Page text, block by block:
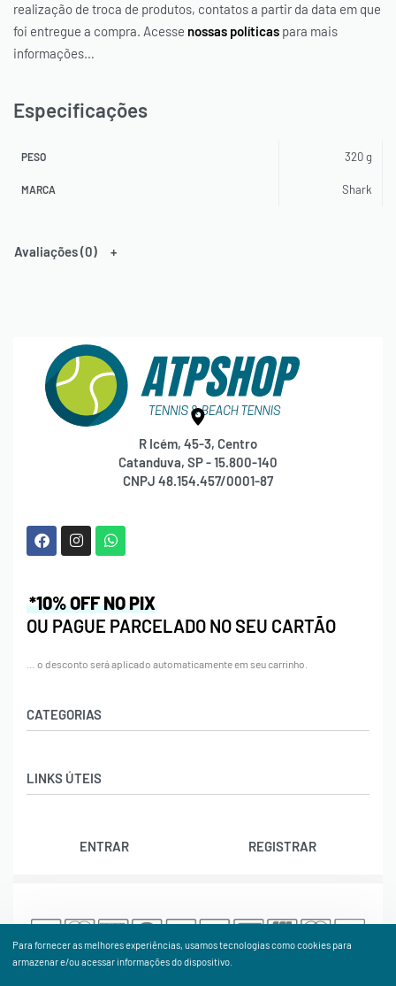
realização de troca de produtos, contatos a partir da data em que
foi entregue a compra. Acesse nossas políticas para mais
informações…
Especificações
PESO 320 g
MARCA Shark
Avaliações (0)
R Icém, 45-3, Centro
Catanduva, SP - 15.800-140
CNPJ 48.154.457/0001-87
CATEGORIAS
Bolas
Vestuário
LINKS ÚTEIS
Trocas e Devoluções
Termos e Condições
ENTRAR REGISTRAR
*10% OFF NO PIX
OU PAGUE PARCELADO NO SEU CARTÃO
… o desconto será aplicado automaticamente em seu carrinho.
© ATPSHOP. Todos os Direitos Reservados. Proibida cópia
Para fornecer as melhores experiências, usamos tecnologias como cookies para
armazenar e/ou acessar informações do dispositivo.